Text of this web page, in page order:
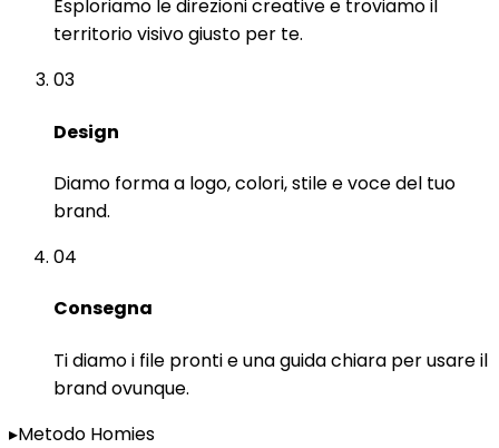
Esploriamo le direzioni creative e troviamo il
territorio visivo giusto per te.
03
Design
Diamo forma a logo, colori, stile e voce del tuo
brand.
04
Consegna
Ti diamo i file pronti e una guida chiara per usare il
brand ovunque.
▸Metodo Homies